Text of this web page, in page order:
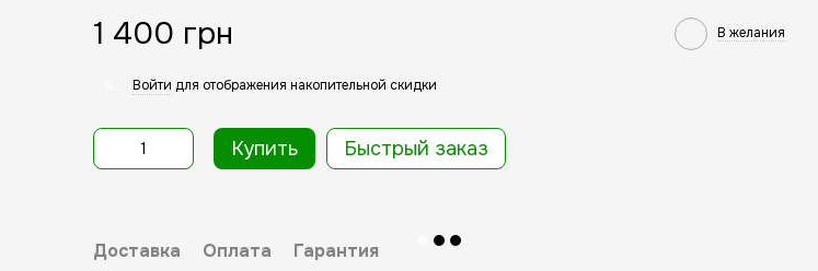
1 400 грн В желания
Войти для отображения накопительной скидки
Купить Быстрый заказ
Доставка Оплата
Гарантия